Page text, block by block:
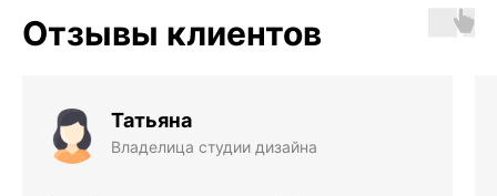
Отзывы клиентов
Татьяна
Владелица студии дизайна